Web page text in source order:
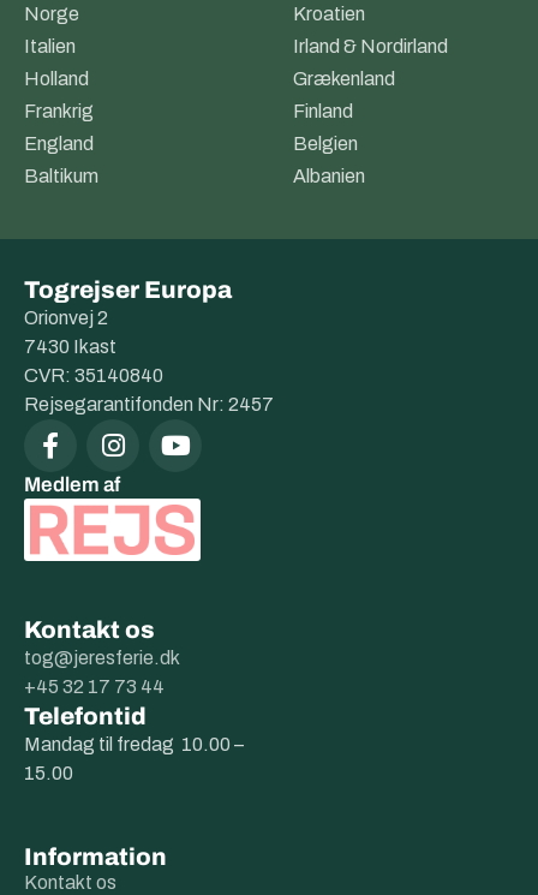
Norge
Kroatien
Italien
Irland & Nordirland
Holland
Grækenland
Frankrig
Finland
England
Belgien
Baltikum
Albanien
Togrejser Europa
Orionvej 2
7430 Ikast
CVR: 35140840
Rejsegarantifonden Nr: 2457
Medlem af
Kontakt os
tog@jeresferie.dk
+45 32 17 73 44
Telefontid
Mandag til fredag 10.00 –
15.00
Information
Kontakt os